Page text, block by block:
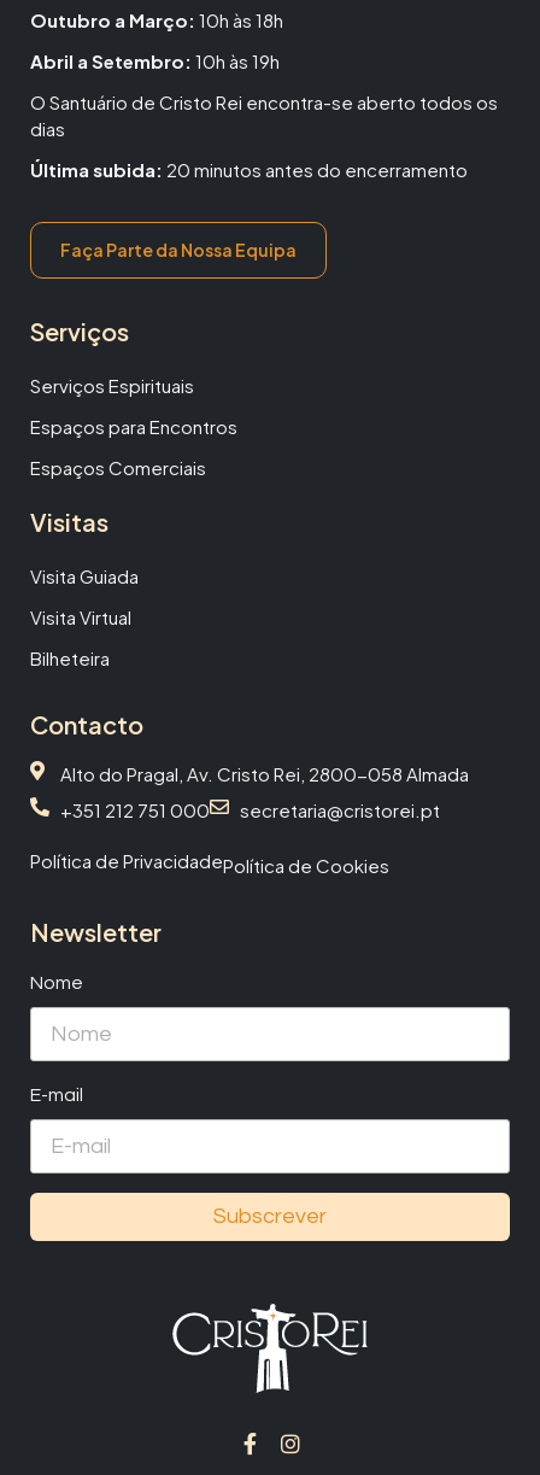
Outubro a Março: 10h às 18h
Abril a Setembro: 10h às 19h
O Santuário de Cristo Rei encontra-se aberto todos os
dias
Última subida: 20 minutos antes do encerramento
Faça Parte da Nossa Equipa
Serviços
Serviços Espirituais
Espaços para Encontros
Espaços Comerciais
Visitas
Visita Guiada
Visita Virtual
Bilheteira
Contacto
Alto do Pragal, Av. Cristo Rei, 2800-058 Almada
+351 212 751 000
secretaria@cristorei.pt
Política de PrivacidadePolítica de Cookies
Newsletter
Nome
E-mail
Subscrever